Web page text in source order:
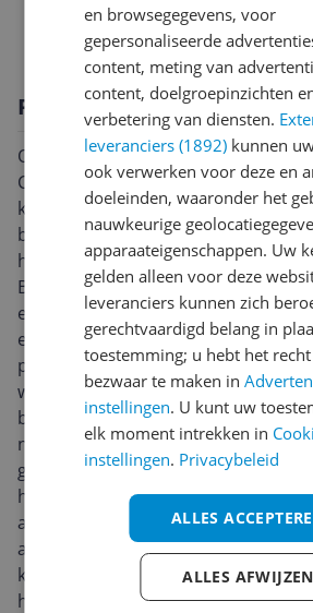
Scherm
Productomschrijving
Ontdek de wereld van
Chromecast with GoogleTV. Deze
krachtige streaming-gadget biedt 4K
beeldkwaliteit, zodat je kunt
haarscherp, levendig en absoluut
Bovendien zorgt de Dolby Atmos-
een sublieme geluidskwaliteit,
en spelletjes nog intenser beleeft.
per seconde wordt zelfs de snelste
weergegeven. Dit device werkt op
besturingssysteem, met Google TV
nog meer gebruiksgemak. Met de
geïntegreerde Google Assistent
home aansturen zonder op te staan
apparaat heeft een HDMI-interface
afstandsbediening, een AC-adapter
kabels. Met 1 USB-poort en
het eenvoudig om apparaten aan te
en browsegegevens, voor
gepersonaliseerde
content, meting van
content, doelgroepinzichten
verbetering van diensten.
leveranciers (1892) kunnen
ook verwerken voor deze en
doeleinden, waaronder het
nauwkeurige
apparaateigenschappen. Uw
gelden alleen voor deze
leveranciers kunnen zich
gerechtvaardigd belang in
toestemming; u hebt het
bezwaar te maken in
instellingen. U kunt uw
elk moment intrekken in
instellingen. Privacybeleid
ALLES
ALLES AFWIJZEN